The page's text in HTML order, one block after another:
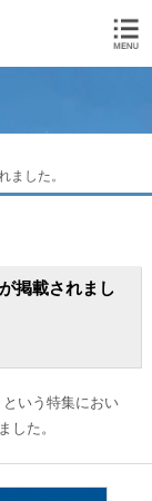
ました。
掲載されまし
いう特集におい
した。